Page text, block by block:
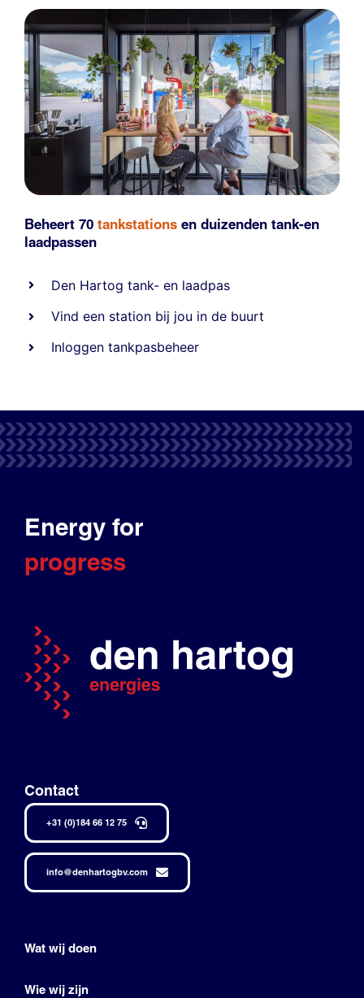
Beheert 70 tankstations en duizenden tank-en
laadpassen
Den Hartog tank- en laadpas
Vind een station bij jou in de buurt
Inloggen tankpasbeheer
Energy for
progress
Contact
+31 (0)184 66 12 75
info@denhartogbv.com
Wat wij doen
Wie wij zijn